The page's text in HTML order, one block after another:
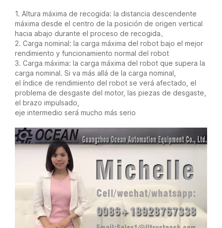
1. Altura máxima de recogida: la distancia descendente
máxima desde el centro de la posición de origen vertical
hacia abajo durante el proceso de recogida。
2. Carga nominal: la carga máxima del robot bajo el mejor
rendimiento y funcionamiento normal del robot
3. Carga máxima: la carga máxima del robot que supera la
carga nominal. Si va más allá de la carga nominal,
el índice de rendimiento del robot se verá afectado, el
problema de desgaste del motor, las piezas de desgaste,
el brazo impulsado,
eje intermedio será mucho más serio